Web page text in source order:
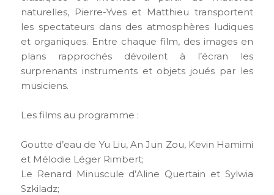
naturelles, Pierre-Yves et Matthieu transportent
les spectateurs dans des atmosphères ludiques
et organiques. Entre chaque film, des images en
plans rapprochés dévoilent à l’écran les
surprenants instruments et objets joués par les
musiciens.
Les films au programme :
Goutte d’eau de Yu Liu, An Jun Zou, Kevin Hamimi
et Mélodie Léger Rimbert;
Le Renard Minuscule d’Aline Quertain et Sylwia
Szkiladz;